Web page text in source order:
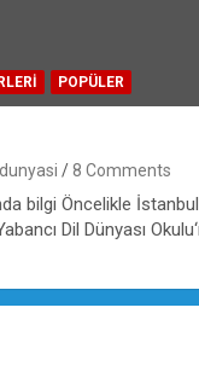
POPÜLER
8 Comments
bilgi Öncelikle İstanbul
Dil Dünyası